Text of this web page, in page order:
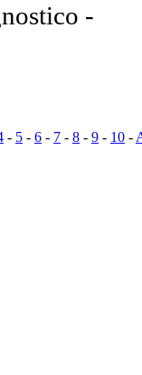
-
- 5 - 6 - 7 - 8 - 9 - 10 -